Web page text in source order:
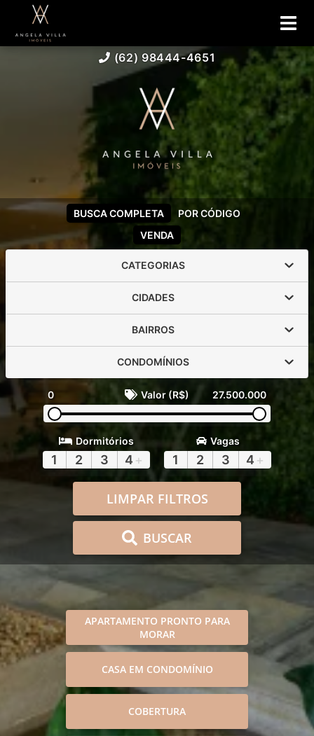
(62) 98444-4651
VENDA
BUSCA COMPLETA POR CÓDIGO
CATEGORIAS
CIDADES
BAIRROS
CONDOMÍNIOS
0 Valor (R$) 27.500.000
Dormitórios
1 2 3 4 +
Vagas
1 2 3 4 +
LIMPAR FILTROS
BUSCAR
APARTAMENTO PRONTO PARA
MORAR
CASA EM CONDOMÍNIO
COBERTURA